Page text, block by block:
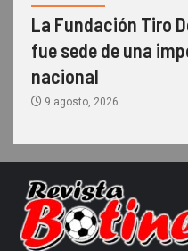
La Fundación Tiro
fue sede de una
nacional
9 agosto, 2026